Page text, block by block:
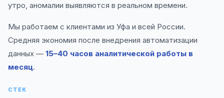
утро, аномалии выявляются в реальном времени.
Мы работаем с клиентами из Уфа и всей России.
Средняя экономия после внедрения автоматизации
данных — 15–40 часов аналитической работы в
месяц.
СТЕК